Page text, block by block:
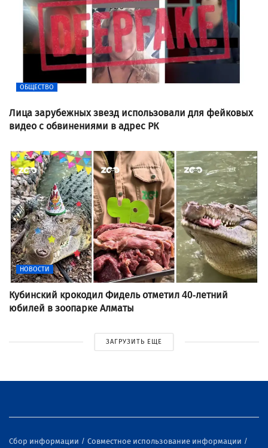
ОБЩЕСТВО
Лица зарубежных звезд использовали для фейковых
видео с обвинениями в адрес РК
НОВОСТИ
Кубинский крокодил Фидель отметил 40-летний
юбилей в зоопарке Алматы
ЗАГРУЗИТЬ ЕЩЕ
Сбор информации Совместное использование информации